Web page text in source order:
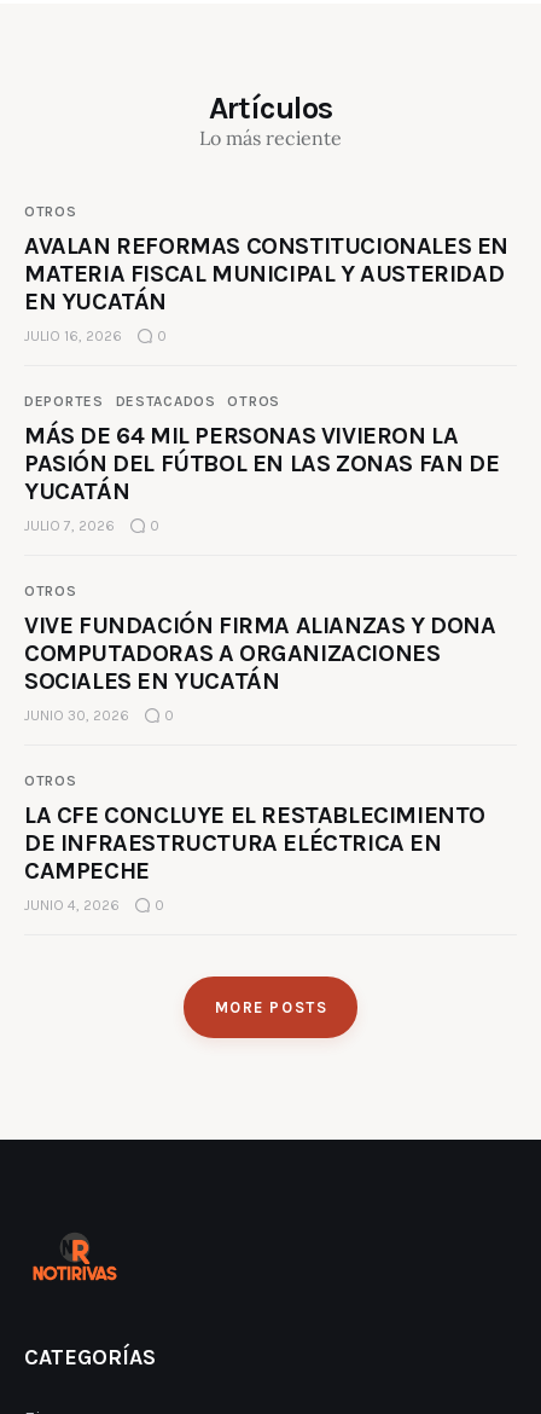
Artículos
Lo más reciente
OTROS
AVALAN REFORMAS CONSTITUCIONALES EN
MATERIA FISCAL MUNICIPAL Y AUSTERIDAD
EN YUCATÁN
JULIO 16, 2026 0
DEPORTES DESTACADOS OTROS
MÁS DE 64 MIL PERSONAS VIVIERON LA
PASIÓN DEL FÚTBOL EN LAS ZONAS FAN DE
YUCATÁN
JULIO 7, 2026 0
OTROS
VIVE FUNDACIÓN FIRMA ALIANZAS Y DONA
COMPUTADORAS A ORGANIZACIONES
SOCIALES EN YUCATÁN
JUNIO 30, 2026 0
OTROS
LA CFE CONCLUYE EL RESTABLECIMIENTO
DE INFRAESTRUCTURA ELÉCTRICA EN
CAMPECHE
JUNIO 4, 2026 0
MORE POSTS
CATEGORÍAS